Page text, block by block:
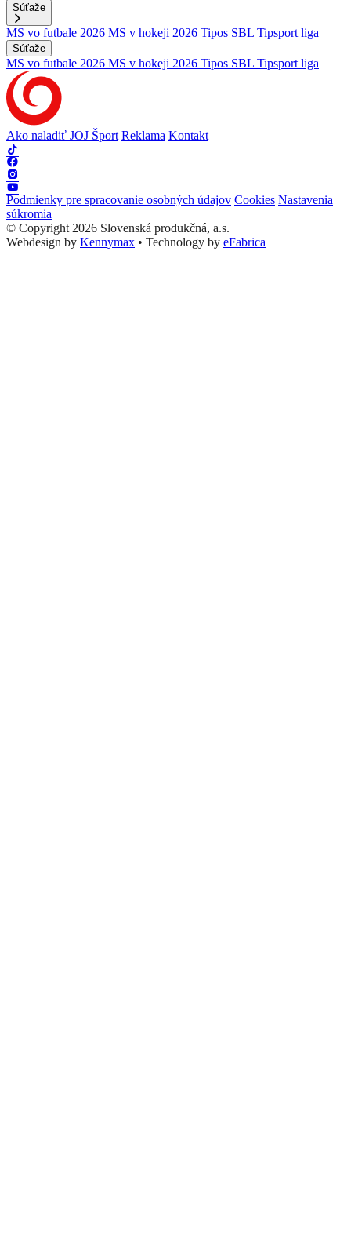
Súťaže
MS vo futbale 2026 MS v hokeji 2026 Tipos SBL Tipsport liga
Súťaže
MS vo futbale 2026 MS v hokeji 2026 Tipos SBL Tipsport liga
Ako naladiť JOJ Šport Reklama Kontakt
Podmienky pre spracovanie osobných údajov Cookies Nastavenia
súkromia
© Copyright 2026 Slovenská produkčná, a.s.
Webdesign by Kennymax • Technology by eFabrica